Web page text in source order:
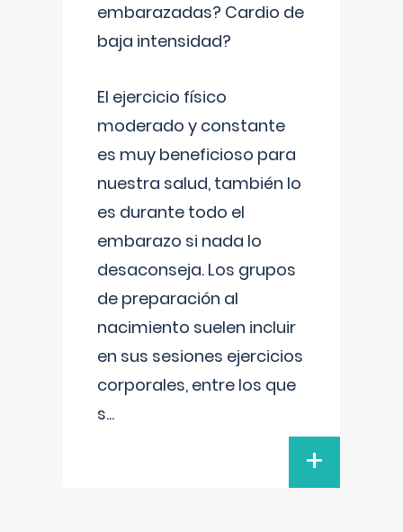
embarazadas? Cardio de
baja intensidad?
El ejercicio físico
moderado y constante
es muy beneficioso para
nuestra salud, también lo
es durante todo el
embarazo si nada lo
desaconseja. Los grupos
de preparación al
nacimiento suelen incluir
en sus sesiones ejercicios
corporales, entre los que
s...
+